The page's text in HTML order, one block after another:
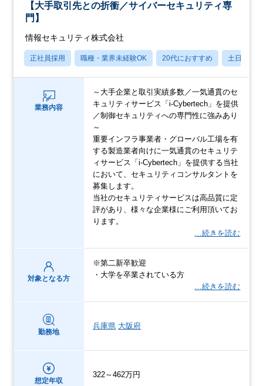
【大手取引先との折衝／サイバーセキュリティ専
門】
情報セキュリティ株式会社
正社員採用 職種・業界未経験OK 20代におすすめ 土日祝休み
業務内容
～大手企業と取引実績多数／一気通貫のセ
キュリティサービス「i-Cybertech」を提供
／制御セキュリティへの専門性に強みあり
～
重要インフラ事業者・グローバル工場を有
する製造業者向けに一気通貫のセキュリテ
ィサービス「i-Cybertech」を提供する当社
において、セキュリティコンサルタントを
募集します。
当社のセキュリティサービスは高品質に定
評があり、様々な企業様にご利用頂いてお
ります。
…続きを読む
対象となる方
※第二新卒歓迎
・大学を卒業されている方
…続きを読む
勤務地
兵庫県 大阪府
想定年収
322～462万円